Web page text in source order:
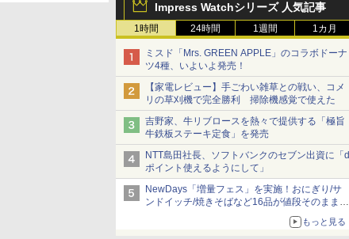
Impress Watchシリーズ 人気記事
1時間 24時間 1週間 1カ月
ミスド「Mrs. GREEN APPLE」のコラボドーナ
ツ4種、いよいよ発売！
【家電レビュー】手ごわい雑草との戦い、コメ
リの草刈機で完全勝利 掃除機感覚で使えた
吉野家、牛リブロースを熱々で提供する「極旨
牛鉄板ステーキ定食」を発売
NTT島田社長、ソフトバンクのセブン出資に「d
ポイント使えるようにして」
NewDays「増量フェス」を実施！おにぎり/サ
ンドイッチ/焼きそばなど16品が値段そのままで
もっと見る